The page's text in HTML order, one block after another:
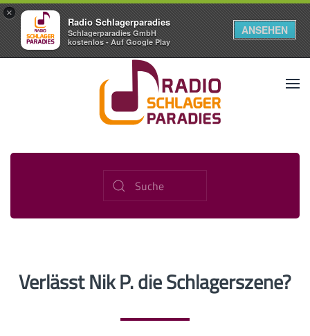
×
Radio Schlagerparadies
Schlagerparadies GmbH
kostenlos - Auf Google Play
ANSEHEN
Verlässt Nik P. die Schlagerszene?